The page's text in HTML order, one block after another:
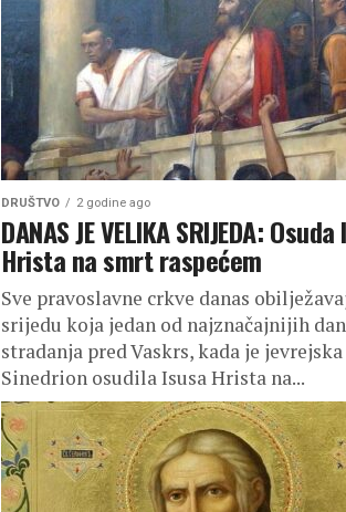
DRUŠTVO 2 godine ago
DANAS JE VELIKA SRIJEDA:
Hrista na smrt raspećem
Sve pravoslavne crkve danas
srijedu koja jedan od najznačajnijih
stradanja pred Vaskrs, kada je
Sinedrion osudila Isusa Hrista na...